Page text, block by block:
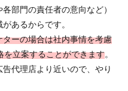
部門の責任者の意向など）
あるからです。
ーの場合は社内事情を考慮
立案することができます。
代理店より近いので、やり